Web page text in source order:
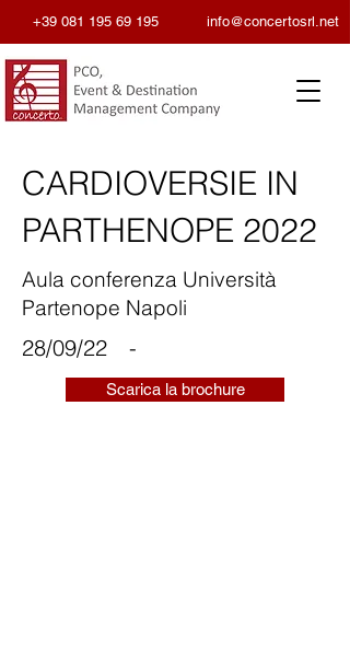
+39 081 195 69 195 info@concertosrl.net
CARDIOVERSIE IN
PARTHENOPE 2022
Aula conferenza Università
Partenope Napoli
28/09/22 -
Scarica la brochure